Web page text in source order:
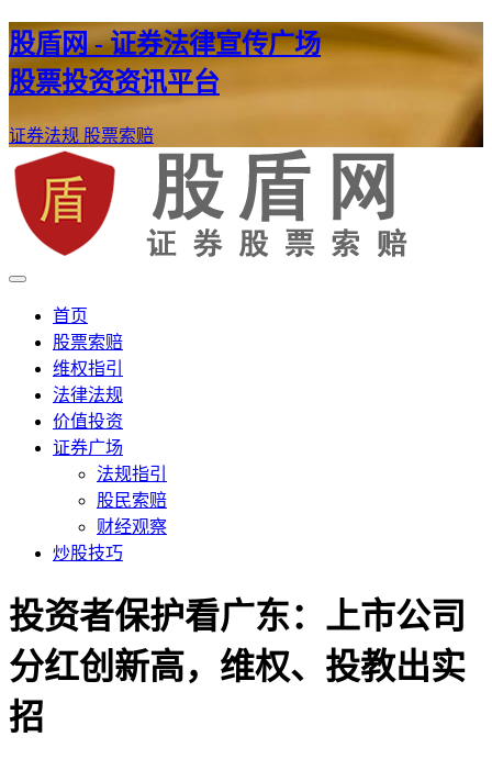
股盾网 - 证券法律宣传广场
股票投资资讯平台
证券法规 股票索赔
股盾网
证券股票维权网
首页
股票索赔
维权指引
法律法规
价值投资
证券广场
法规指引
股民索赔
财经观察
炒股技巧
投资者保护看广东：上市公司
分红创新高，维权、投教出实
招